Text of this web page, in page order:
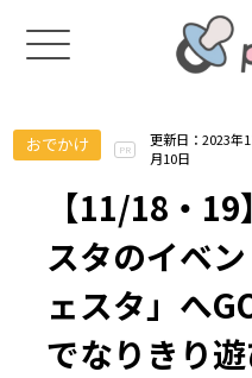
おでかけ PR
更新日：2023年
月10日
【11/18・
スタのイベ
ェスタ」へ
でなりきり